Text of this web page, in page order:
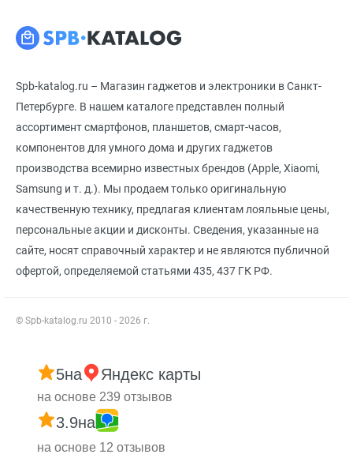
Spb-katalog.ru – Магазин гаджетов и электроники в Санкт-
Петербурге. В нашем каталоге представлен полный
ассортимент смартфонов, планшетов, смарт-часов,
компонентов для умного дома и других гаджетов
производства всемирно известных брендов (Apple, Xiaomi,
Samsung и т. д.). Мы продаем только оригинальную
качественную технику, предлагая клиентам лояльные цены,
персональные акции и дисконты. Сведения, указанные на
сайте, носят справочный характер и не являются публичной
офертой, определяемой статьями 435, 437 ГК РФ.
© Spb-katalog.ru 2010 - 2026 г.
5на Яндекс карты
на основе 239 отзывов
3.9на
на основе 12 отзывов